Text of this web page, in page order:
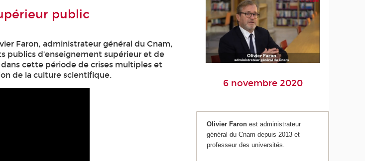
public
Faron, administrateur général du Cnam,
publics d’enseignement supérieur et de
cette période de crises multiples et
de la culture scientifique.
6 novembre 2020
Olivier Faron est administrateur
général du Cnam depuis 2013 et
professeur des universités.